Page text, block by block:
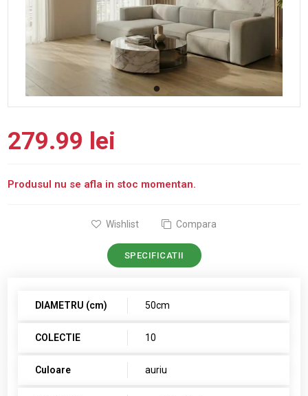
279.99 lei
Produsul nu se afla in stoc momentan.
Wishlist Compara
SPECIFICATII
DIAMETRU (cm) 50cm
COLECTIE 10
Culoare auriu